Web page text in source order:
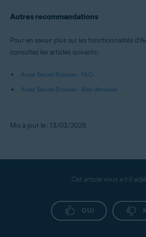
Autres recommandations
Pour en savoir plus sur les fonctionnalités
consultez les articles suivants :
Avast Secure Browser - FAQ
Avast Secure Browser - Bien démarrer
Mis à jour le : 13/03/2026
Cet article vous a-t-il
OUI